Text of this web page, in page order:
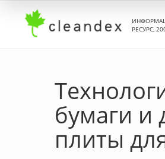
РЕСУРС,
бумаги и
плиты